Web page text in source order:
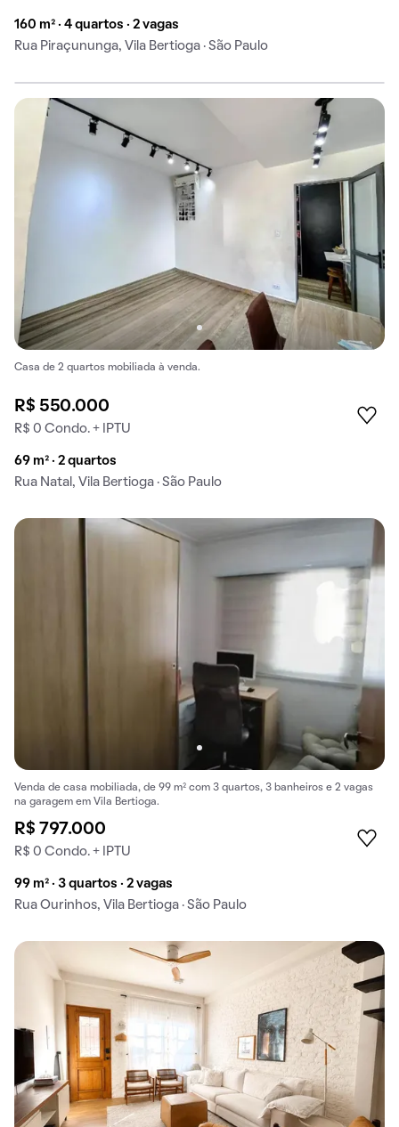
160 m² · 4 quartos · 2 vagas
Rua Piraçununga, Vila Bertioga · São Paulo
Casa de 2 quartos mobiliada à venda.
R$ 550.000
R$ 0 Condo. + IPTU
69 m² · 2 quartos
Rua Natal, Vila Bertioga · São Paulo
Venda de casa mobiliada, de 99 m² com 3 quartos, 3 banheiros e 2 vagas
na garagem em Vila Bertioga.
R$ 797.000
R$ 0 Condo. + IPTU
99 m² · 3 quartos · 2 vagas
Rua Ourinhos, Vila Bertioga · São Paulo